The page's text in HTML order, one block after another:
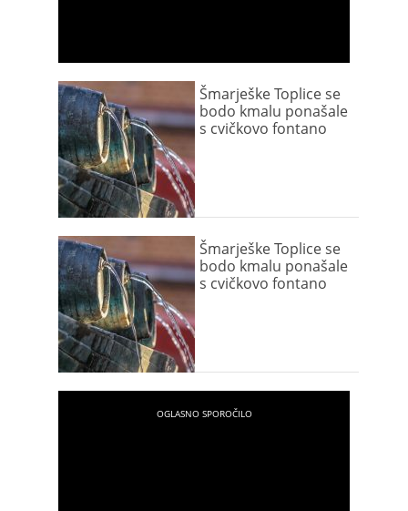
Šmarješke Toplice se
bodo kmalu ponašale
s cvičkovo fontano
Šmarješke Toplice se
bodo kmalu ponašale
s cvičkovo fontano